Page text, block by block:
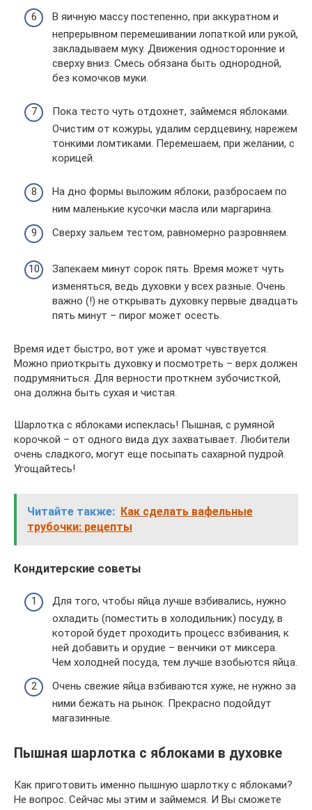
В яичную массу постепенно, при аккуратном и
непрерывном перемешивании лопаткой или рукой,
закладываем муку. Движения односторонние и
сверху вниз. Смесь обязана быть однородной,
без комочков муки.
Пока тесто чуть отдохнет, займемся яблоками.
Очистим от кожуры, удалим сердцевину, нарежем
тонкими ломтиками. Перемешаем, при желании, с
корицей.
На дно формы выложим яблоки, разбросаем по
ним маленькие кусочки масла или маргарина.
Сверху зальем тестом, равномерно разровняем.
Запекаем минут сорок пять. Время может чуть
изменяться, ведь духовки у всех разные. Очень
важно (!) не открывать духовку первые двадцать
пять минут – пирог может осесть.
Время идет быстро, вот уже и аромат чувствуется.
Можно приоткрыть духовку и посмотреть – верх должен
подрумяниться. Для верности проткнем зубочисткой,
она должна быть сухая и чистая.
Шарлотка с яблоками испеклась! Пышная, с румяной
корочкой – от одного вида дух захватывает. Любители
очень сладкого, могут еще посыпать сахарной пудрой.
Угощайтесь!
Читайте также: Как сделать вафельные
трубочки: рецепты
Кондитерские советы
Для того, чтобы яйца лучше взбивались, нужно
охладить (поместить в холодильник) посуду, в
которой будет проходить процесс взбивания, к
ней добавить и орудие – венчики от миксера.
Чем холодней посуда, тем лучше взобьются яйца.
Очень свежие яйца взбиваются хуже, не нужно за
ними бежать на рынок. Прекрасно подойдут
магазинные.
Пышная шарлотка с яблоками в духовке
Как приготовить именно пышную шарлотку с яблоками?
Не вопрос. Сейчас мы этим и займемся. И Вы сможете